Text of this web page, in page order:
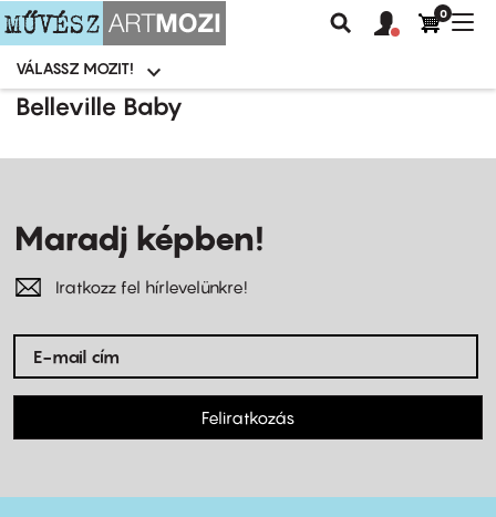
Ugrás
Moziválasztó
menü
VÁLASSZ MOZIT!
Keresés
Felhasználói
fiók
0
Belleville Baby
Maradj képben!
Iratkozz fel hírlevelünkre!
Feliratkozás